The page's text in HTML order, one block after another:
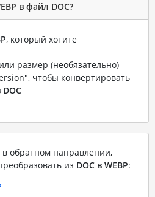
в файл DOC?
, который хотите
размер (необязательно)
чтобы конвертировать
DOC
обратном направлении,
из DOC в WEBP: